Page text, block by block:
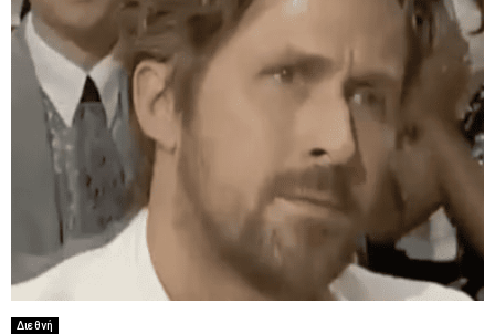
Διεθνή